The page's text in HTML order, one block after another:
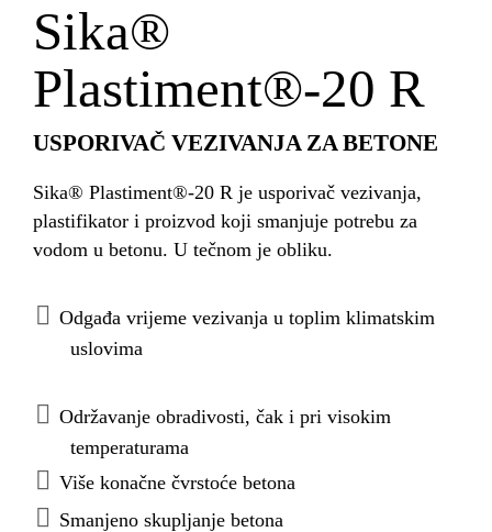
Sika®
Plastiment®-20 R
USPORIVAČ VEZIVANJA ZA BETONE
Sika® Plastiment®-20 R je usporivač vezivanja,
plastifikator i proizvod koji smanjuje potrebu za
vodom u betonu. U tečnom je obliku.
Odgađa vrijeme vezivanja u toplim klimatskim
uslovima
Održavanje obradivosti, čak i pri visokim
temperaturama
Više konačne čvrstoće betona
Smanjeno skupljanje betona